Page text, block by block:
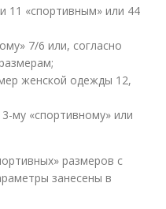
11 «спортивным» или 44
7/6 или, согласно
женской одежды 12,
му «спортивному» или
размеров с
занесены в